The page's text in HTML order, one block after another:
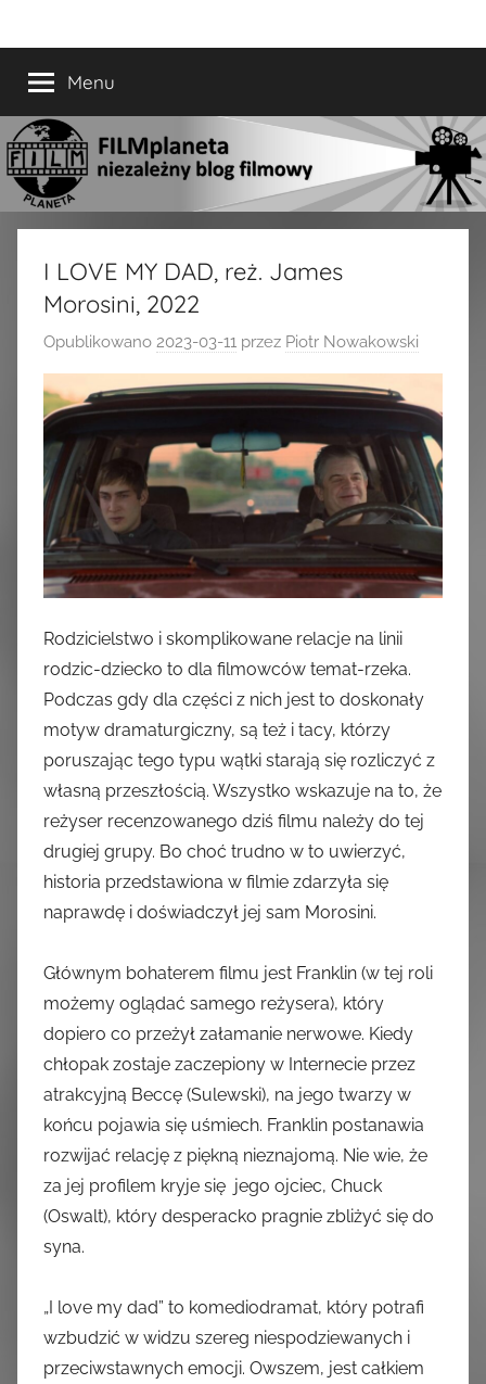
do
treści
FILMplaneta
filmowyMenu
I LOVE MY DAD, reż. James
Morosini, 2022
Opublikowano 2023-03-11 przez Piotr Nowakowski
Rodzicielstwo i skomplikowane relacje na linii
rodzic-dziecko to dla filmowców temat-rzeka.
Podczas gdy dla części z nich jest to doskonały
motyw dramaturgiczny, są też i tacy, którzy
poruszając tego typu wątki starają się rozliczyć z
własną przeszłością. Wszystko wskazuje na to, że
reżyser recenzowanego dziś filmu należy do tej
drugiej grupy. Bo choć trudno w to uwierzyć,
historia przedstawiona w filmie zdarzyła się
naprawdę i doświadczył jej sam Morosini.
Głównym bohaterem filmu jest Franklin (w tej roli
możemy oglądać samego reżysera), który
dopiero co przeżył załamanie nerwowe. Kiedy
chłopak zostaje zaczepiony w Internecie przez
atrakcyjną Beccę (Sulewski), na jego twarzy w
końcu pojawia się uśmiech. Franklin postanawia
rozwijać relację z piękną nieznajomą. Nie wie, że
za jej profilem kryje się jego ojciec, Chuck
(Oswalt), który desperacko pragnie zbliżyć się do
syna.
„I love my dad” to komediodramat, który potrafi
wzbudzić w widzu szereg niespodziewanych i
przeciwstawnych emocji. Owszem, jest całkiem